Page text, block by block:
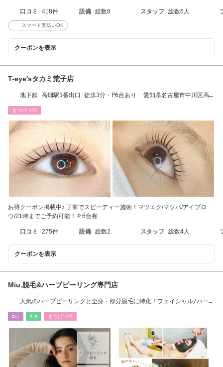
口コミ 418件 設備 総数8 スタッフ 総数6人
スマート支払いOK
クーポンを表示
T-eye'sタカミ荒子店
地下鉄 高畑駅3番出口 徒歩3分・P6台あり 愛知県名古屋市中川区高畑
まつげ･ﾒｲｸ
お得クーポン掲載中♪ 丁寧でスピーディー施術！マツエク/マツパ/アイブロ
ウ/21時までご予約可能！Ｐ6台有
口コミ 275件 設備 総数2 スタッフ 総数4人
クーポンを表示
Miu.脱毛&ハーブピーリング専門店
人気のハーブピーリングと全身・部分脱毛に特化！フェイシャル/ハーブ
ｴｽﾃ ﾘﾗｸ まつげ･ﾒｲｸ